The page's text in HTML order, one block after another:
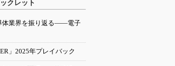
クレット
体業界を振り返る――電子
」2025年プレイバック